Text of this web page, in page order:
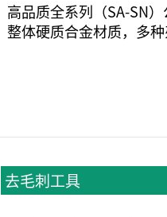
高品质全系列（SA-SN
整体硬质合金材质，多
去毛刺工具